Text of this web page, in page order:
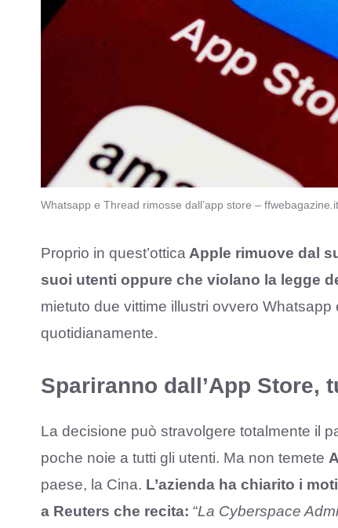
Whatsapp e Thread rimosse dall’app store – ffwebagazine.it
Proprio in quest’ottica Apple rimuove dal
suoi utenti oppure che violano la legge
mietuto due vittime illustri ovvero
quotidianamente.
Spariranno dall’App Store,
La decisione può stravolgere totalmente il
poche noie a tutti gli utenti. Ma non temete
paese, la Cina. L’azienda ha chiarito i
a Reuters che recita: “La Cyberspace